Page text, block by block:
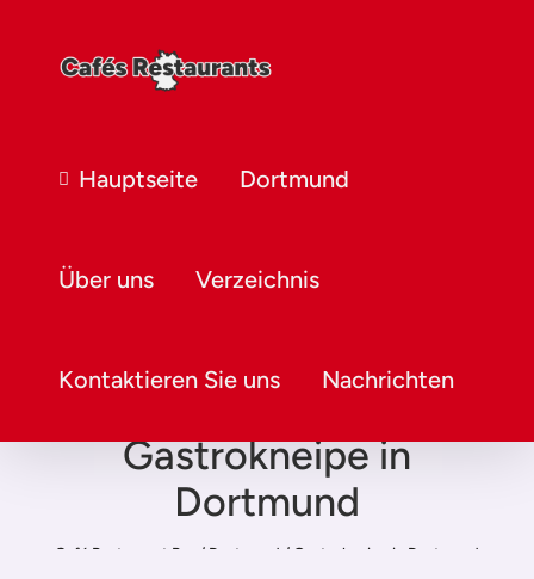
Hauptseite Dortmund
Über uns Verzeichnis
Kontaktieren Sie uns Nachrichten
Gastrokneipe in
Dortmund
Café Restaurant Bar / Dortmund / Gastrokneipe in Dortmund